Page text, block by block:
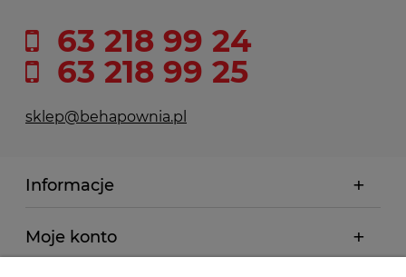
63 218 99 24
63 218 99 25
sklep@behapownia.pl
Informacje
Moje konto